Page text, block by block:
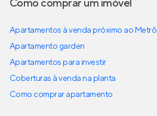
Como comprar um imóvel
Apartamentos à venda próximo ao Metrô
Apartamento garden
Apartamentos para investir
Coberturas à venda na planta
Como comprar apartamento